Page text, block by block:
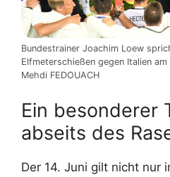
Bundestrainer Joachim Loew
Elfmeterschießen gegen Italien
Mehdi FEDOUACH
Ein besonderer
abseits des
Der 14. Juni gilt nicht nur